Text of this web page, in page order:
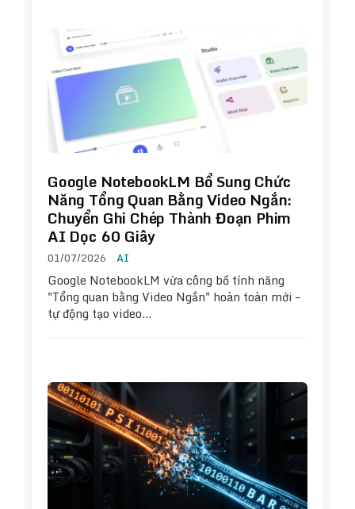
Google NotebookLM Bổ Sung Chức
Năng Tổng Quan Bằng Video Ngắn:
Chuyển Ghi Chép Thành Đoạn Phim
AI Dọc 60 Giây
01/07/2026 AI
Google NotebookLM vừa công bố tính năng
"Tổng quan bằng Video Ngắn" hoàn toàn mới –
tự động tạo video…